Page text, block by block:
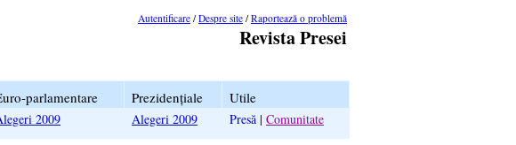
Autentificare /Despre site /Raportează o problemă
Revista Presei
parlamentare Prezidențiale Utile
2009 Alegeri 2009 Presă | Comunitate